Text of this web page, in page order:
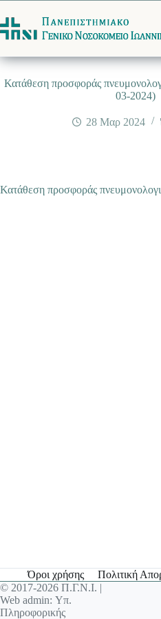
στο
περιεχόμενο
Κατάθεση προσφοράς
03-2024)
28 Μαρ 2024
Κατάθεση προσφοράς
Όροι χρήσης Πολιτική
© 2017-2026 Π.Γ.Ν.Ι. |
Web admin: Υπ.
Πληροφορικής